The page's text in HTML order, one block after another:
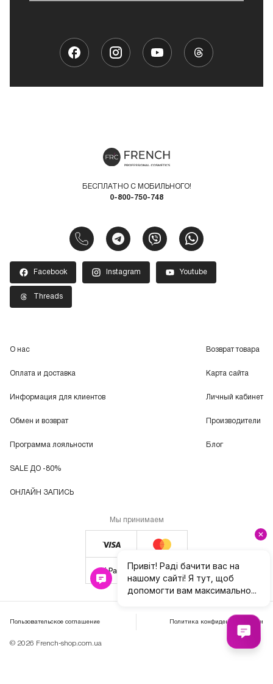
БЕСПЛАТНО С МОБИЛЬНОГО!
0-800-750-748
Facebook Instagram Youtube
Threads
О нас
Оплата и доставка
Информация для клиентов
Обмен и возврат
Программа лояльности
SALE ДО -80%
ОНЛАЙН ЗАПИСЬ
Возврат товара
Карта сайта
Личный кабинет
Производители
Блог
Мы принимаем
© 2026 French-shop.com.ua
Пользовательское соглашение Политика конфиденциальности